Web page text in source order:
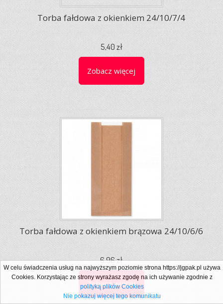
Torba fałdowa z okienkiem 24/10/7/4
5,40 zł
Zobacz więcej
Torba fałdowa z okienkiem brązowa 24/10/6/6
6,96 zł
Zobacz więcej
W celu świadczenia usług na najwyższym poziomie strona https://jgpak.pl używa
Cookies. Korzystając ze strony wyrażasz zgodę na ich używanie zgodnie z
polityką plików Cookies
Nie pokazuj więcej tego komunikatu